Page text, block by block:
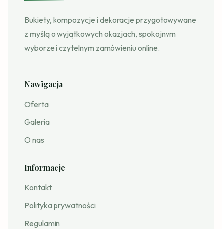
Bukiety, kompozycje i dekoracje przygotowywane
z myślą o wyjątkowych okazjach, spokojnym
wyborze i czytelnym zamówieniu online.
Nawigacja
Oferta
Galeria
O nas
Informacje
Kontakt
Polityka prywatności
Regulamin